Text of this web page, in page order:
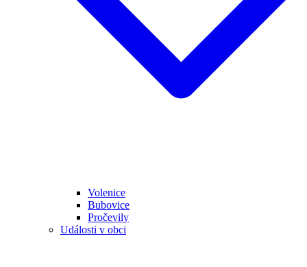
Volenice
Bubovice
Pročevily
Události v obci